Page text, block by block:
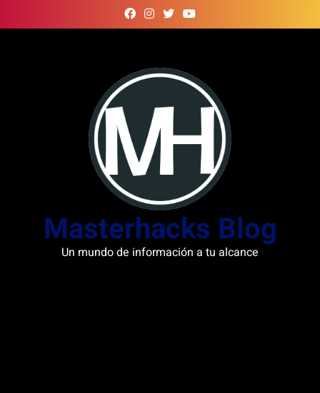
to
Masterhacks Blog
Un mundo de información a tu alcance